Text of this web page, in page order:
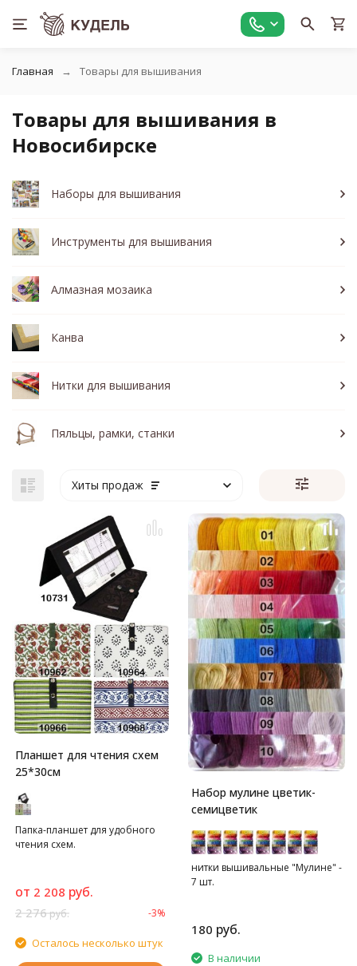
Главная Товары для вышивания
Товары для вышивания в
Новосибирске
Наборы для вышивания
Инструменты для вышивания
Алмазная мозаика
Канва
Нитки для вышивания
Пяльцы, рамки, станки
Хиты продаж
Планшет для чтения схем
25*30см
Папка-планшет для удобного
чтения схем.
от 2 208 руб.
2 276руб. -3%
Осталось несколько штук
Набор мулине цветик-
семицветик
нитки вышивальные "Мулине" -
7 шт.
180 руб.
В наличии